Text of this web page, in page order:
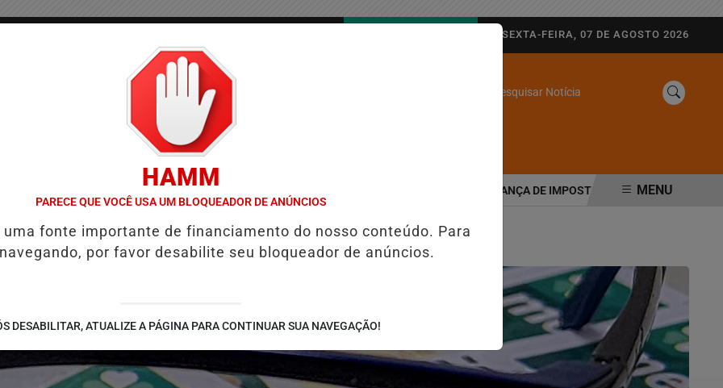
SEXTA-FEIRA, 07 DE AGOSTO 2026
Pesquisar Notícia
/ PUBLICIDADES LEGAIS
PROGRAMAÇÃO COM THALLES ROBERTO REFORMA TRIBUTÁRIA MUDA COBRANÇA DE IMPOSTOS NAS MAQUININHAS E PIX;
MENU
HAMM
PARECE QUE VOCÊ USA UM BLOQUEADOR DE ANÚNCIOS
fonte importante de financiamento do nosso conteúdo. Para
por favor desabilite seu bloqueador de anúncios.
DESABILITAR, ATUALIZE A PÁGINA PARA CONTINUAR SUA NAVEGAÇÃO!